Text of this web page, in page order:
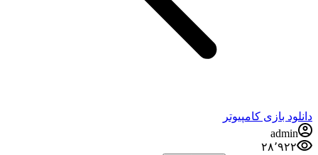
دانلود بازی کامپیوتر
admin
۲۸٬۹۲۲